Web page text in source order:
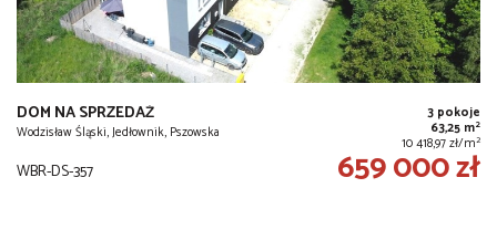
DOM NA SPRZEDAŻ
Wodzisław Śląski, Jedłownik, Pszowska
3 pokoje
63,25 m2
10 418,97 zł/m2
WBR-DS-357 659 000 zł